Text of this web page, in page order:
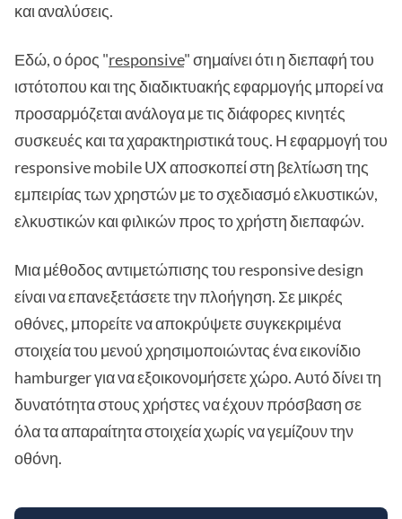
και αναλύσεις.
Εδώ, ο όρος "responsive" σημαίνει ότι η διεπαφή του
ιστότοπου και της διαδικτυακής εφαρμογής μπορεί να
προσαρμόζεται ανάλογα με τις διάφορες κινητές
συσκευές και τα χαρακτηριστικά τους. Η εφαρμογή του
responsive mobile UX αποσκοπεί στη βελτίωση της
εμπειρίας των χρηστών με το σχεδιασμό ελκυστικών,
ελκυστικών και φιλικών προς το χρήστη διεπαφών.
Μια μέθοδος αντιμετώπισης του responsive design
είναι να επανεξετάσετε την πλοήγηση. Σε μικρές
οθόνες, μπορείτε να αποκρύψετε συγκεκριμένα
στοιχεία του μενού χρησιμοποιώντας ένα εικονίδιο
hamburger για να εξοικονομήσετε χώρο. Αυτό δίνει τη
δυνατότητα στους χρήστες να έχουν πρόσβαση σε
όλα τα απαραίτητα στοιχεία χωρίς να γεμίζουν την
οθόνη.